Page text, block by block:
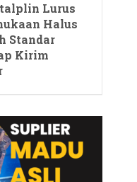
Lurus
Halus
Standar
Kirim